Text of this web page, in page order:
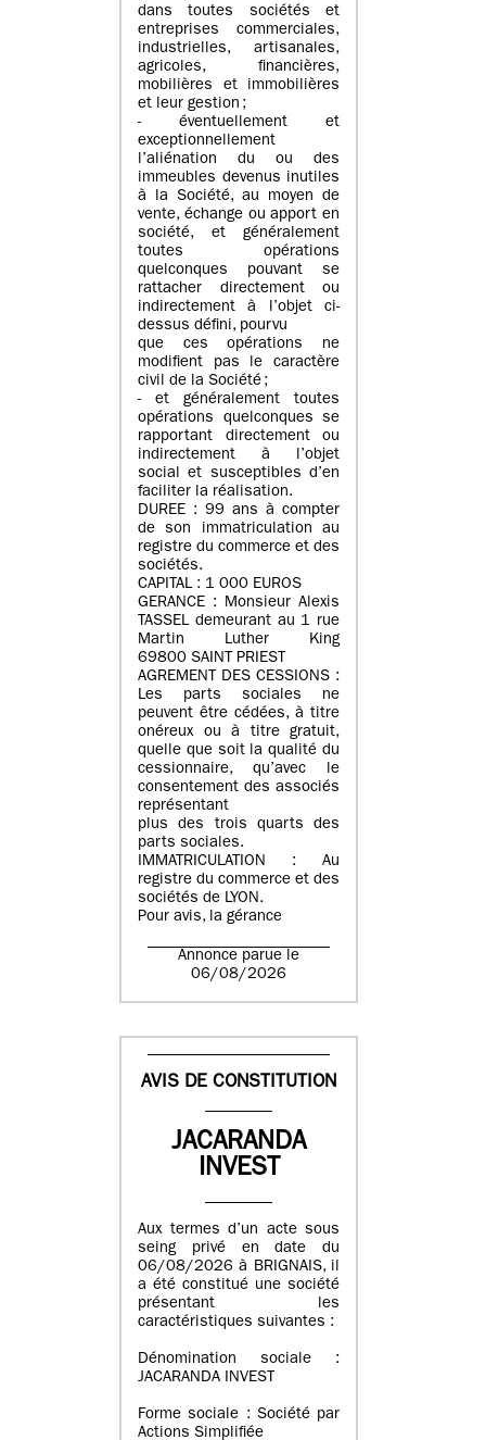
dans toutes sociétés et
entreprises commerciales,
industrielles, artisanales,
agricoles, financières,
mobilières et immobilières
et leur gestion ;
- éventuellement et
exceptionnellement
l’aliénation du ou des
immeubles devenus inutiles
à la Société, au moyen de
vente, échange ou apport en
société, et généralement
toutes opérations
quelconques pouvant se
rattacher directement ou
indirectement à l’objet ci-
dessus défini, pourvu
que ces opérations ne
modifient pas le caractère
civil de la Société ;
- et généralement toutes
opérations quelconques se
rapportant directement ou
indirectement à l’objet
social et susceptibles d’en
faciliter la réalisation.
DUREE : 99 ans à compter
de son immatriculation au
registre du commerce et des
sociétés.
CAPITAL : 1 000 EUROS
GERANCE : Monsieur Alexis
TASSEL demeurant au 1 rue
Martin Luther King
69800 SAINT PRIEST
AGREMENT DES CESSIONS :
Les parts sociales ne
peuvent être cédées, à titre
onéreux ou à titre gratuit,
quelle que soit la qualité du
cessionnaire, qu’avec le
consentement des associés
représentant
plus des trois quarts des
parts sociales.
IMMATRICULATION : Au
registre du commerce et des
sociétés de LYON.
Pour avis, la gérance
Annonce parue le
06/08/2026
AVIS DE CONSTITUTION
JACARANDA
INVEST
Aux termes d’un acte sous
seing privé en date du
06/08/2026 à BRIGNAIS, il
a été constitué une société
présentant les
caractéristiques suivantes :
Dénomination sociale :
JACARANDA INVEST
Forme sociale : Société par
Actions Simplifiée